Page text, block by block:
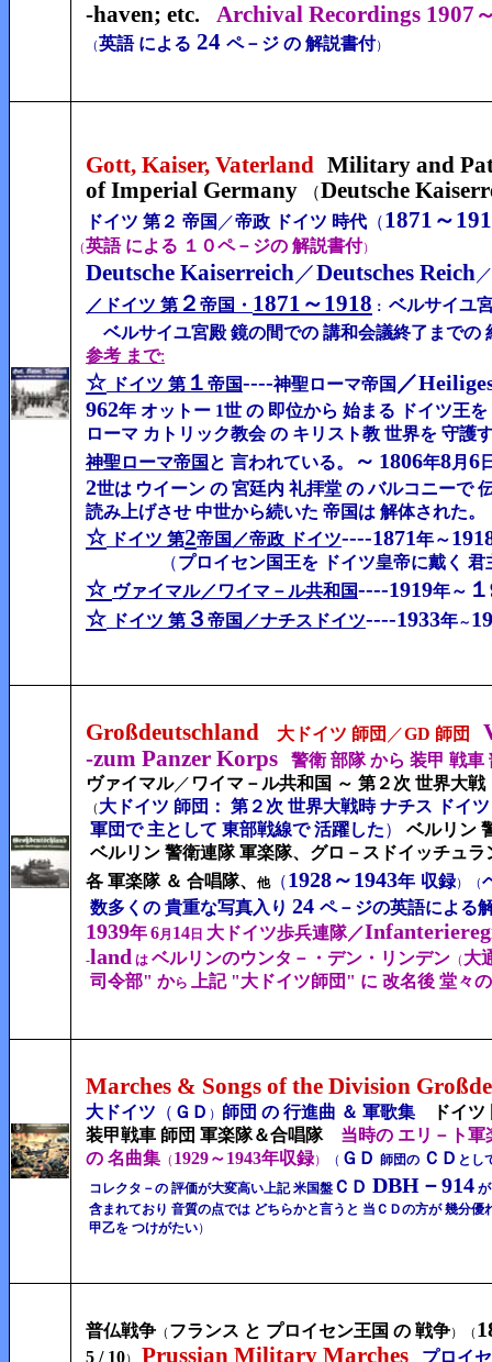
-haven; etc. Archival Recordings 1907
（英語 による 24 ペ－ジ の 解説書付）
Gott, Kaiser, Vaterland
Military and
of Imperial Germany （Deutsche
ドイツ 第２ 帝国 ／帝政 ドイツ 時代 （1871～
（英語 による １０ペ－ジの 解説書付）
Deutsche Kaiserreich ／Deutsches Reich ／
／ ドイツ 第 ２ 帝国・ 1871～1918 ： ベルサイユ
ベルサイユ宮殿 鏡の間での 講和会議終了までの
参考 まで:
☆ ドイツ 第 １ 帝国----神聖ローマ帝国 ／
962年 オットー 1世 の 即位から 始まる ドイツ王
ローマ カトリック教会 の キリスト教 世界を 守護
神聖ローマ帝国 と 言われている。 ～ 1806年8月 6
2世は ウイーン の 宮廷内 礼拝堂 の バルコニーで
読み上げさせ 中世から続いた 帝国は 解体された。
☆ ドイツ 第2帝国／帝政 ドイツ----1871年～
（プロイセン国王を ドイツ皇帝に戴く 君
☆ ヴァイマル／ワイマ－ル共和国----1919年～
☆ ドイツ 第 ３ 帝国／ナチスドイツ----1933年～
Großdeutschland 大ドイツ 師団 ／GD 師団
-zum Panzer Korps
警衛 部隊 から 装甲 戦車
ヴァイマル／ ワイマ－ル共和国 ～ 第２次 世界大
（ 大ドイツ 師団： 第２次 世界大戦時 ナチス ドイ
軍団で 主として 東部戦線で 活躍した） ベルリン
ベルリン 警衛連隊 軍楽隊、グロ－スドイッチュラ
各 軍楽隊 ＆ 合唱隊、
他（1928～1943年 収録） （
数多くの 貴重な写真入り 24 ペ－ジの英語による
1939年6月 14 日 大ドイツ歩兵連隊／
-land は ベルリンのウンタ－・デン・リンデン （ 大
司令部" から 上記 "大ドイツ師団" に 改名後 堂々
Marches & Songs of the Division
大ドイツ （ ＧＤ ） 師団 の 行進曲 ＆ 軍歌集
ドイ
装甲戦車 師団 軍楽隊＆合唱隊 当時の エリ－ト
の 名曲集 （ 1929～1943年収録） （ ＧＤ 師団の ＣＤ とし
コレクタ－の 評価が大変高い上記 米国盤 ＣＤ DBH－914
含まれており 音質の点では どちらかと言うと 当ＣＤの方が 幾分優
甲乙を つけがたい）
普仏戦争 （ フランス と プロイセン王国 の 戦争）（
5 / 10） Prussian Military Marches プロイ